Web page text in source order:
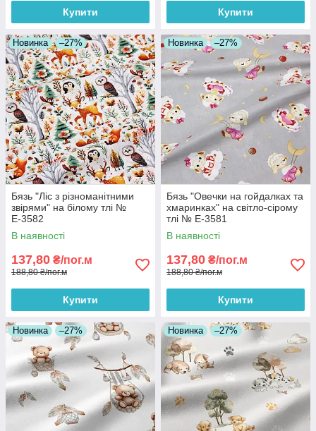
Купити Купити
Новинка –27%
Бязь "Ліс з різноманітними
звірями" на білому тлі №
Е-3582
В наявності
137,80 ₴/пог.м
188,80 ₴/пог.м
Купити
Новинка –27%
Бязь "Овечки на гойдалках та
хмаринках" на світло-сірому
тлі № Е-3581
В наявності
137,80 ₴/пог.м
188,80 ₴/пог.м
Купити
Новинка –27% Новинка –27%